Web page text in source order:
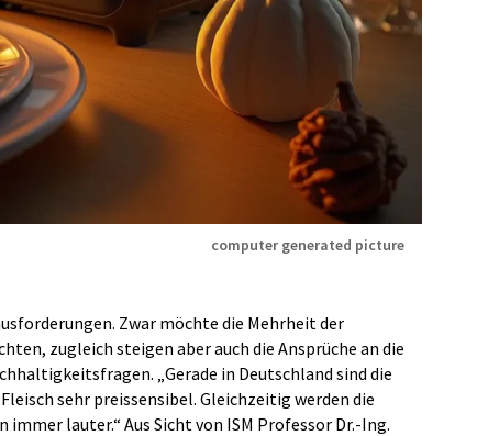
computer generated picture
Zwar möchte die Mehrheit der
zugleich steigen aber auch die Ansprüche an die
„Gerade in Deutschland sind die
sehr preissensibel. Gleichzeitig werden die
lauter.“ Aus Sicht von ISM Professor Dr.-Ing.